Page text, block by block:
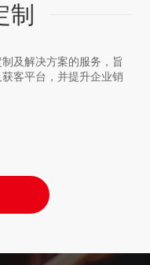
制
及解决方案的服务，旨
客平台，并提升企业销